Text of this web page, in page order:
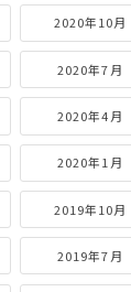
2020年10月
2020年7月
2020年4月
2020年1月
2019年10月
2019年7月